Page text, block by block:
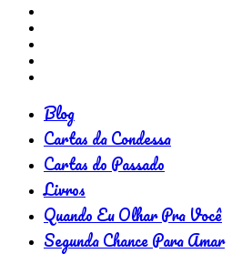
Blog
Cartas da Condessa
Cartas do Passado
Livros
Quando Eu Olhar Pra Você
Segunda Chance Para Amar